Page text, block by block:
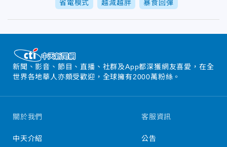
省電模式 越減越胖 暴食回彈
新聞、影音、節目、直播、社群及App都深獲網友喜愛，在全
世界各地華人亦頗受歡迎，全球擁有2000萬粉絲。
關於我們
中天介紹
客服資訊
公告